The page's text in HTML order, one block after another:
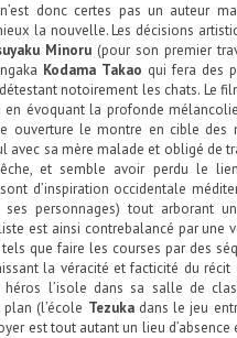
n’est donc certes pas un auteur
la nouvelle. Les décisions
Minoru(pour son premier
Kodama Takao qui fera des
détestant notoirement les chats. Le
évoquant la profonde
ouverture le montre en cible
avec sa mère malade et obligé de
et semble avoir perdu le
d’inspiration occidentale
personnages) tout arborant
est ainsi contrebalancé par
que faire les courses par des
la véracité et facticité du
l’isole dans sa salle de
(l’école Tezukadans le jeu
est tout autant un lieu